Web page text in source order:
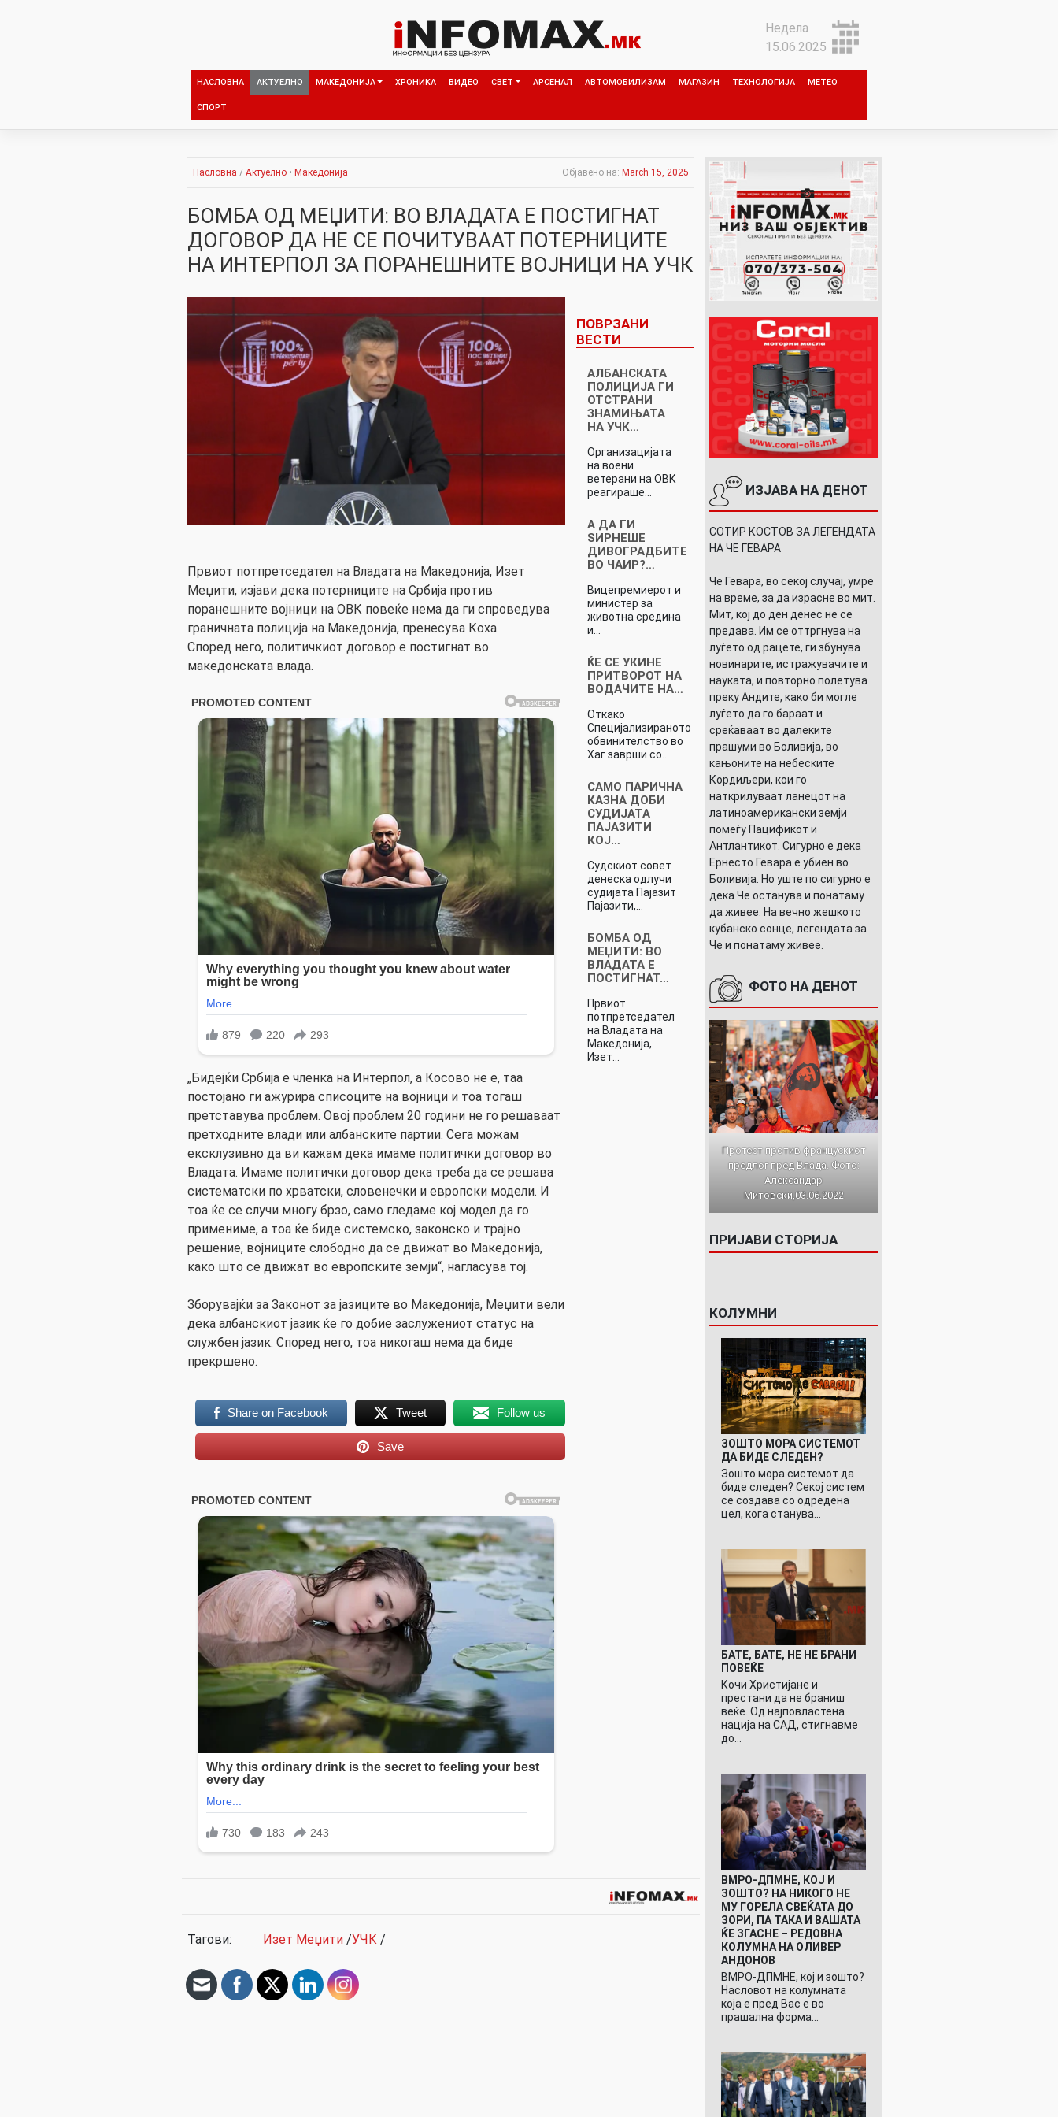
Недела
15.06.2025
НАСЛОВНА АКТУЕЛНО МАКЕДОНИЈА ХРОНИКА ВИДЕО СВЕТ АРСЕНАЛ АВТОМОБИЛИЗАМ МАГАЗИН ТЕХНОЛОГИЈА МЕТЕО
СПОРТ
Насловна / Актуелно • Македонија Објавено на: March 15, 2025
БОМБА ОД МЕЏИТИ: ВО ВЛАДАТА Е ПОСТИГНАТ
ДОГОВОР ДА НЕ СЕ ПОЧИТУВААТ ПОТЕРНИЦИТЕ
НА ИНТЕРПОЛ ЗА ПОРАНЕШНИТЕ ВОЈНИЦИ НА УЧК
Првиот потпретседател на Владата на Македонија, Изет
Меџити, изјави дека потерниците на Србија против
поранешните војници на ОВК повеќе нема да ги спроведува
граничната полиција на Македонија, пренесува Коха.
Според него, политичкиот договор е постигнат во
македонската влада.
„Бидејќи Србија е членка на Интерпол, а Косово не е, таа
постојано ги ажурира списоците на војници и тоа тогаш
претставува проблем. Овој проблем 20 години не го решаваат
претходните влади или албанските партии. Сега можам
ексклузивно да ви кажам дека имаме политички договор во
Владата. Имаме политички договор дека треба да се решава
систематски по хрватски, словенечки и европски модели. И
тоа ќе се случи многу брзо, само гледаме кој модел да го
примениме, а тоа ќе биде системско, законско и трајно
решение, војниците слободно да се движат во Македонија,
како што се движат во европските земји“, нагласува тој.
Зборувајќи за Законот за јазиците во Македонија, Меџити вели
дека албанскиот јазик ќе го добие заслужениот статус на
службен јазик. Според него, тоа никогаш нема да биде
прекршено.
Share on Facebook Tweet Follow us
Save
ПОВРЗАНИ
ВЕСТИ
АЛБАНСКАТА
ПОЛИЦИЈА ГИ
ОТСТРАНИ
ЗНАМИЊАТА
НА УЧК…
Организацијата
на воени
ветерани на ОВК
реагираше…
А ДА ГИ
ЅИРНЕШЕ
ДИВОГРАДБИТЕ
ВО ЧАИР?…
Вицепремиерот и
министер за
животна средина
и…
ЌЕ СЕ УКИНЕ
ПРИТВОРОТ НА
ВОДАЧИТЕ НА…
Откако
Специјализираното
обвинителство во
Хаг заврши со…
САМО ПАРИЧНА
КАЗНА ДОБИ
СУДИЈАТА
ПАЈАЗИТИ
КОЈ…
Судскиот совет
денеска одлучи
судијата Пајазит
Пајазити,…
БОМБА ОД
МЕЏИТИ: ВО
ВЛАДАТА Е
ПОСТИГНАТ…
Првиот
потпретседател
на Владата на
Македонија,
Изет…
Тагови: Изет Меџити /УЧК /
ИЗЈАВА НА ДЕНОТ
СОТИР КОСТОВ ЗА ЛЕГЕНДАТА
НА ЧЕ ГЕВАРА
Че Гевара, во секој случај, умре
на време, за да израсне во мит.
Мит, кој до ден денес не се
предава. Им се оттргнува на
луѓето од рацете, ги збунува
новинарите, истражувачите и
науката, и повторно полетува
преку Андите, како би могле
луѓето да го бараат и
среќаваат во далеките
прашуми во Боливија, во
кањоните на небеските
Кордиљери, кои го
наткрилуваат ланецот на
латиноамерикански земји
помеѓу Пацификот и
Антлантикот. Сигурно е дека
Ернесто Гевара е убиен во
Боливија. Но уште по сигурно е
дека Че останува и понатаму
да живее. На вечно жешкото
кубанско сонце, легендата за
Че и понатаму живее.
ФОТО НА ДЕНОТ
Протест против францускиот
предлог пред Влада. Фото:
Александар
Митовски,03.06.2022
ПРИЈАВИ СТОРИЈА
КОЛУМНИ
ЗОШТО МОРА СИСТЕМОТ
ДА БИДЕ СЛЕДЕН?
Зошто мора системот да
биде следен? Секој систем
се создава со одредена
цел, кога станува…
БАТЕ, БАТЕ, НЕ НЕ БРАНИ
ПОВЕЌЕ
Кочи Христијане и
престани да не браниш
веќе. Од најповластена
нација на САД, стигнавме
до…
ВМРО-ДПМНЕ, КОЈ И
ЗОШТО? НА НИКОГО НЕ
МУ ГОРЕЛА СВЕЌАТА ДО
ЗОРИ, ПА ТАКА И ВАШАТА
ЌЕ ЗГАСНЕ – РЕДОВНА
КОЛУМНА НА ОЛИВЕР
АНДОНОВ
ВМРО-ДПМНЕ, кој и зошто?
Насловот на колумната
која е пред Вас е во
прашална форма…